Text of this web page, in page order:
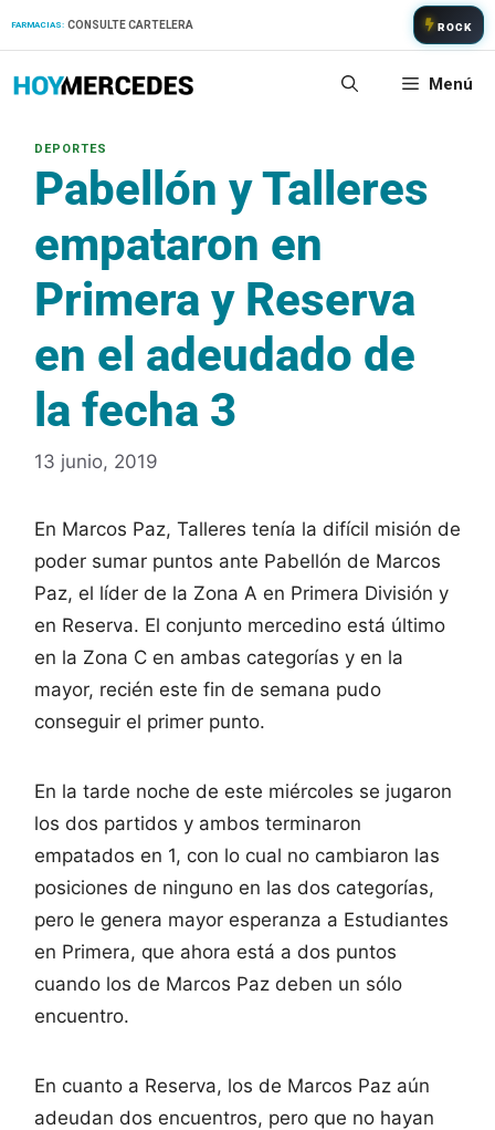
FARMACIAS: CONSULTE CARTELERA ROCK
Menú
Pabellón y Talleres
empataron en
Primera y Reserva
en el adeudado de
la fecha 3
13 junio, 2019
En Marcos Paz, Talleres tenía la difícil misión de
poder sumar puntos ante Pabellón de Marcos
Paz, el líder de la Zona A en Primera División y
en Reserva. El conjunto mercedino está último
en la Zona C en ambas categorías y en la
mayor, recién este fin de semana pudo
conseguir el primer punto.
En la tarde noche de este miércoles se jugaron
los dos partidos y ambos terminaron
empatados en 1, con lo cual no cambiaron las
posiciones de ninguno en las dos categorías,
pero le genera mayor esperanza a Estudiantes
en Primera, que ahora está a dos puntos
cuando los de Marcos Paz deben un sólo
encuentro.
En cuanto a Reserva, los de Marcos Paz aún
adeudan dos encuentros, pero que no hayan